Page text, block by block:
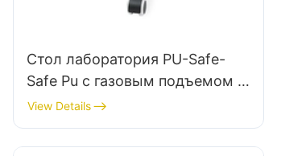
Стол лаборатория PU-Safe-
Safe Pu с газовым подъемом &
Регулировка высоты кольца.
View Details